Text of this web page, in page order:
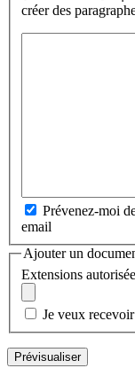
créer des
Prévenez-moi
email
Ajouter un
Extensions
Je veux